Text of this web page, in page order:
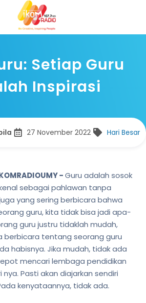
Setiap Guru
Inspirasi
27 November 2022 Hari Besar
-Guru adalah sosok
sebagai pahlawan tanpa
yang sering berbicara bahwa
guru, kita tidak bisa jadi apa-
guru justru tidaklah mudah,
berbicara tentang seorang guru
habisnya. Jika mudah, tidak ada
mencari lembaga pendidikan
Pasti akan diajarkan sendiri
kenyataannya, tidak ada.